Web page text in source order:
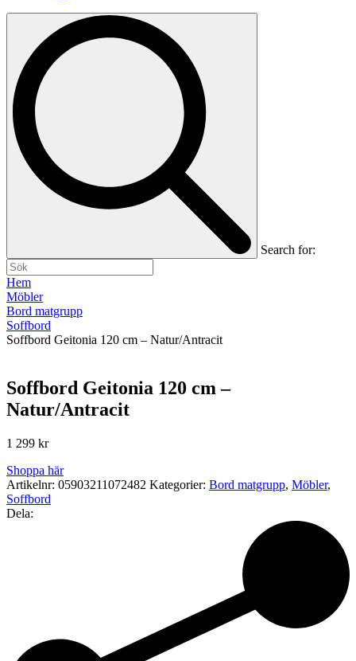
Search for:
Hem
Möbler
Bord matgrupp
Soffbord
Soffbord Geitonia 120 cm – Natur/Antracit
Soffbord Geitonia 120 cm –
Natur/Antracit
1 299 kr
Shoppa här
Artikelnr: 05903211072482 Kategorier: Bord matgrupp, Möbler,
Soffbord
Dela: